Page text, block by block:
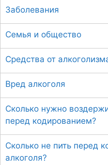
Заболевания
Семья и общество
Средства от
Вред алкоголя
Сколько нужно
перед кодированием?
Сколько не пить перед
алкоголя?